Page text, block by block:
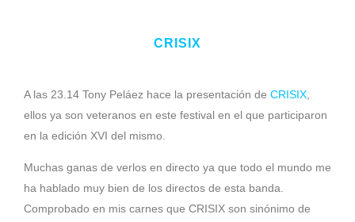
CRISIX
A las 23.14 Tony Peláez hace la presentación de CRISIX
ellos ya son veteranos en este festival en el que participaron
en la edición XVI del mismo.
Muchas ganas de verlos en directo ya que todo el mundo me
ha hablado muy bien de los directos de esta banda.
Comprobado en mis carnes que CRISIX son sinónimo de